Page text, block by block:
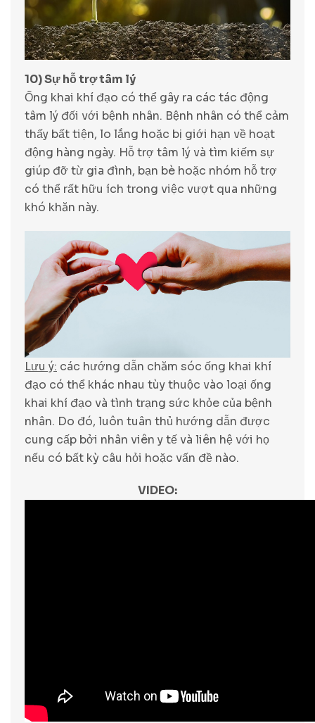
10) Sự hỗ trợ tâm lý
Ống khai khí đạo có thể gây ra các tác động
tâm lý đối với bệnh nhân. Bệnh nhân có thể cảm
thấy bất tiện, lo lắng hoặc bị giới hạn về hoạt
động hàng ngày. Hỗ trợ tâm lý và tìm kiếm sự
giúp đỡ từ gia đình, bạn bè hoặc nhóm hỗ trợ
có thể rất hữu ích trong việc vượt qua những
khó khăn này.
Lưu ý: các hướng dẫn chăm sóc ống khai khí
đạo có thể khác nhau tùy thuộc vào loại ống
khai khí đạo và tình trạng sức khỏe của bệnh
nhân. Do đó, luôn tuân thủ hướng dẫn được
cung cấp bởi nhân viên y tế và liên hệ với họ
nếu có bất kỳ câu hỏi hoặc vấn đề nào.
VIDEO: